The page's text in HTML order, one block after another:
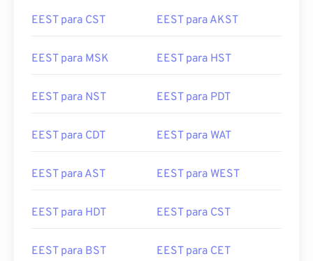
EEST para CST EEST para AKST
EEST para MSK EEST para HST
EEST para NST EEST para PDT
EEST para CDT EEST para WAT
EEST para AST EEST para WEST
EEST para HDT EEST para CST
EEST para BST EEST para CET